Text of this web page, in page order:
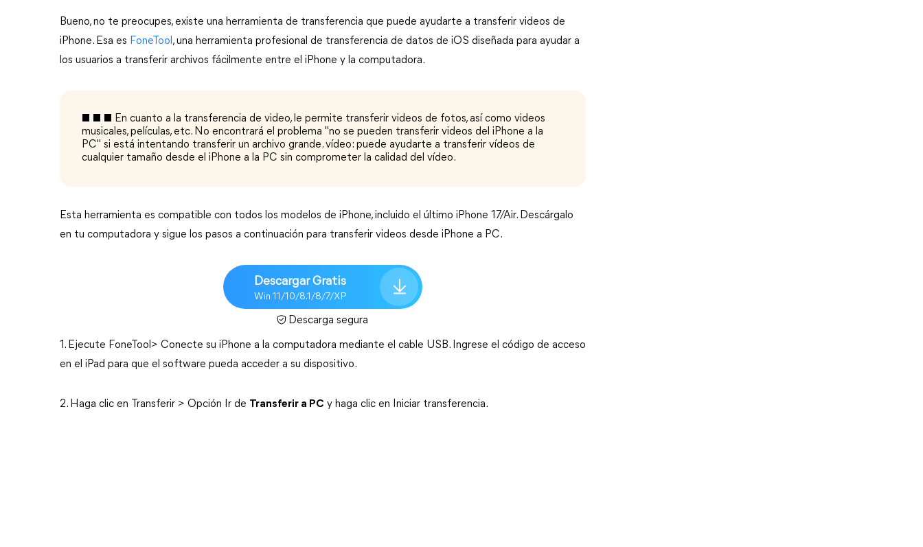
Bueno, no te preocupes, existe una herramienta de transferencia que puede ayudarte a transferir videos de
iPhone. Esa es FoneTool, una herramienta profesional de transferencia de datos de iOS diseñada para ayudar a
los usuarios a transferir archivos fácilmente entre el iPhone y la computadora.
■ ■ ■ En cuanto a la transferencia de video, le permite transferir videos de fotos, así como videos
musicales, películas, etc. No encontrará el problema "no se pueden transferir videos del iPhone a la
PC" si está intentando transferir un archivo grande. vídeo: puede ayudarte a transferir vídeos de
cualquier tamaño desde el iPhone a la PC sin comprometer la calidad del vídeo.
Esta herramienta es compatible con todos los modelos de iPhone, incluido el último iPhone 17/Air. Descárgalo
en tu computadora y sigue los pasos a continuación para transferir videos desde iPhone a PC.
Descargar Gratis
Win 11/10/8.1/8/7/XP
Descarga segura
1. Ejecute FoneTool> Conecte su iPhone a la computadora mediante el cable USB. Ingrese el código de acceso
en el iPad para que el software pueda acceder a su dispositivo.
2. Haga clic en Transferir > Opción Ir de Transferir a PC y haga clic en Iniciar transferencia.